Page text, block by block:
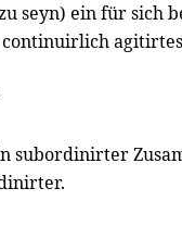
seyn) ein für sich
agitirtes
subordinirter